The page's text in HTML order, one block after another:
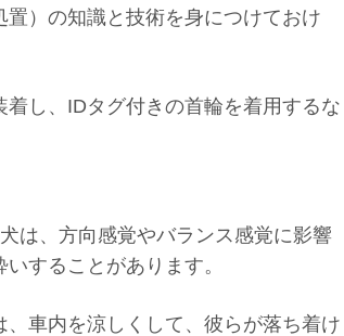
）の知識と技術を身につけておけ
し、IDタグ付きの首輪を着用するな
は、方向感覚やバランス感覚に影響
することがあります。
車内を涼しくして、彼らが落ち着け